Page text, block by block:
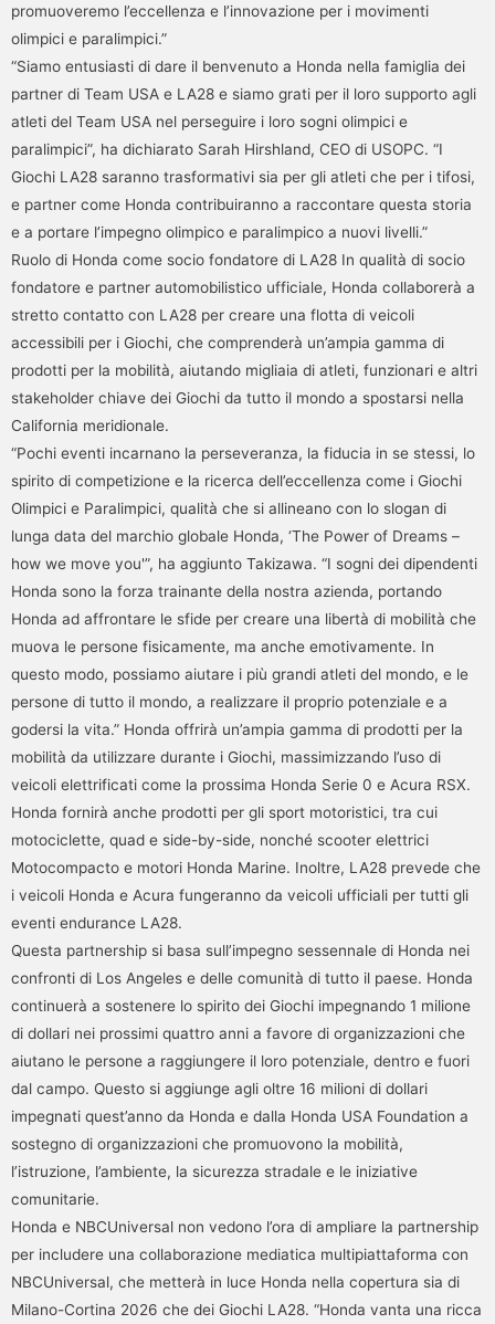
promuoveremo l’eccellenza e l’innovazione per i movimenti
olimpici e paralimpici.”
“Siamo entusiasti di dare il benvenuto a Honda nella famiglia dei
partner di Team USA e LA28 e siamo grati per il loro supporto agli
atleti del Team USA nel perseguire i loro sogni olimpici e
paralimpici”, ha dichiarato Sarah Hirshland, CEO di USOPC. “I
Giochi LA28 saranno trasformativi sia per gli atleti che per i tifosi,
e partner come Honda contribuiranno a raccontare questa storia
e a portare l’impegno olimpico e paralimpico a nuovi livelli.”
Ruolo di Honda come socio fondatore di LA28 In qualità di socio
fondatore e partner automobilistico ufficiale, Honda collaborerà a
stretto contatto con LA28 per creare una flotta di veicoli
accessibili per i Giochi, che comprenderà un’ampia gamma di
prodotti per la mobilità, aiutando migliaia di atleti, funzionari e altri
stakeholder chiave dei Giochi da tutto il mondo a spostarsi nella
California meridionale.
“Pochi eventi incarnano la perseveranza, la fiducia in se stessi, lo
spirito di competizione e la ricerca dell’eccellenza come i Giochi
Olimpici e Paralimpici, qualità che si allineano con lo slogan di
lunga data del marchio globale Honda, ‘The Power of Dreams –
how we move you'”, ha aggiunto Takizawa. “I sogni dei dipendenti
Honda sono la forza trainante della nostra azienda, portando
Honda ad affrontare le sfide per creare una libertà di mobilità che
muova le persone fisicamente, ma anche emotivamente. In
questo modo, possiamo aiutare i più grandi atleti del mondo, e le
persone di tutto il mondo, a realizzare il proprio potenziale e a
godersi la vita.” Honda offrirà un’ampia gamma di prodotti per la
mobilità da utilizzare durante i Giochi, massimizzando l’uso di
veicoli elettrificati come la prossima Honda Serie 0 e Acura RSX.
Honda fornirà anche prodotti per gli sport motoristici, tra cui
motociclette, quad e side-by-side, nonché scooter elettrici
Motocompacto e motori Honda Marine. Inoltre, LA28 prevede che
i veicoli Honda e Acura fungeranno da veicoli ufficiali per tutti gli
eventi endurance LA28.
Questa partnership si basa sull’impegno sessennale di Honda nei
confronti di Los Angeles e delle comunità di tutto il paese. Honda
continuerà a sostenere lo spirito dei Giochi impegnando 1 milione
di dollari nei prossimi quattro anni a favore di organizzazioni che
aiutano le persone a raggiungere il loro potenziale, dentro e fuori
dal campo. Questo si aggiunge agli oltre 16 milioni di dollari
impegnati quest’anno da Honda e dalla Honda USA Foundation a
sostegno di organizzazioni che promuovono la mobilità,
l’istruzione, l’ambiente, la sicurezza stradale e le iniziative
comunitarie.
Honda e NBCUniversal non vedono l’ora di ampliare la partnership
per includere una collaborazione mediatica multipiattaforma con
NBCUniversal, che metterà in luce Honda nella copertura sia di
Milano-Cortina 2026 che dei Giochi LA28. “Honda vanta una ricca